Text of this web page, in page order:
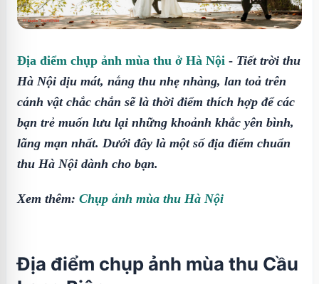
Địa điểm chụp ảnh mùa thu ở Hà Nội - Tiết trời thu
Hà Nội dịu mát, nắng thu nhẹ nhàng, lan toả trên
cảnh vật chắc chắn sẽ là thời điểm thích hợp để các
bạn trẻ muốn lưu lại những khoảnh khắc yên bình,
lãng mạn nhất. Dưới đây là một số địa điểm chuẩn
thu Hà Nội dành cho bạn.
Xem thêm: Chụp ảnh mùa thu Hà Nội
Địa điểm chụp ảnh mùa thu Cầu